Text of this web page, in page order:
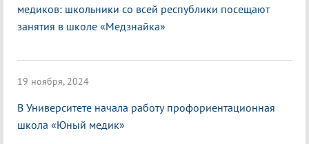
медиков: школьники со всей республики посещают
занятия в школе «Медзнайка»
19 ноября, 2024
В Университете начала работу профориентационная
школа «Юный медик»